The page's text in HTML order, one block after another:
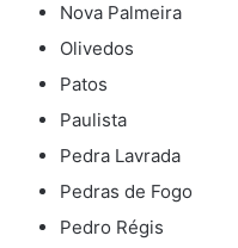
Nova Palmeira
Olivedos
Patos
Paulista
Pedra Lavrada
Pedras de Fogo
Pedro Régis